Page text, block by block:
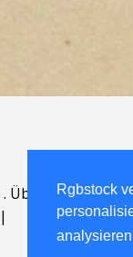
Rgbstock
. Über
|